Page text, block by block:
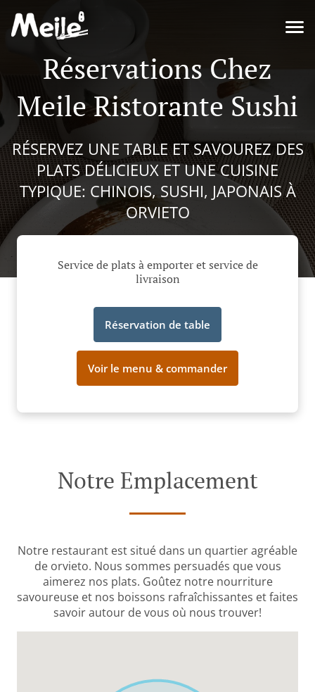
Réservations Chez
Meile Ristorante Sushi
RÉSERVEZ UNE TABLE ET SAVOUREZ DES
PLATS DÉLICIEUX ET UNE CUISINE
TYPIQUE: CHINOIS, SUSHI, JAPONAIS À
ORVIETO
Service de plats à emporter et service de
livraison
Réservation de table
Voir le menu & commander
Notre Emplacement
Notre restaurant est situé dans un quartier agréable
de orvieto. Nous sommes persuadés que vous
aimerez nos plats. Goûtez notre nourriture
savoureuse et nos boissons rafraîchissantes et faites
savoir autour de vous où nous trouver!